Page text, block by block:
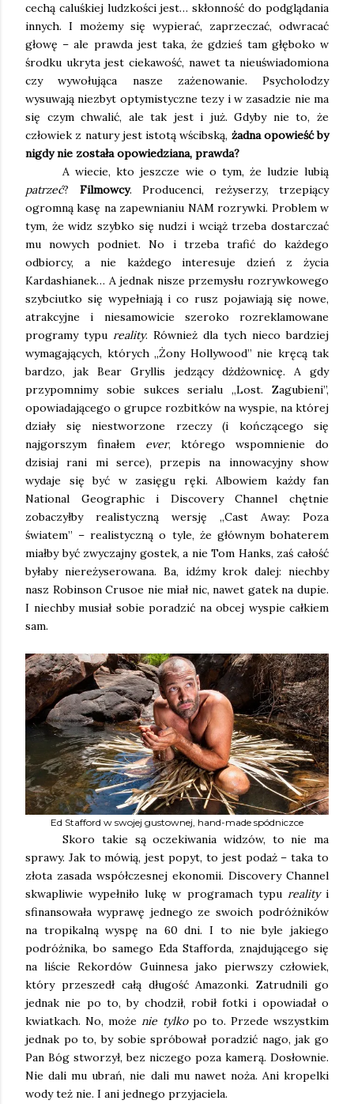
cechą caluśkiej ludzkości jest… skłonność do podglądania
innych. I możemy się wypierać, zaprzeczać, odwracać
głowę – ale prawda jest taka, że gdzieś tam głęboko w
środku ukryta jest ciekawość, nawet ta nieuświadomiona
czy wywołująca nasze zażenowanie. Psycholodzy
wysuwają niezbyt optymistyczne tezy i w zasadzie nie ma
się czym chwalić, ale tak jest i już. Gdyby nie to, że
człowiek z natury jest istotą wścibską, żadna opowieść by
nigdy nie została opowiedziana, prawda?
A wiecie, kto jeszcze wie o tym, że ludzie lubią
patrzeć? Filmowcy. Producenci, reżyserzy, trzepiący
ogromną kasę na zapewnianiu NAM rozrywki. Problem w
tym, że widz szybko się nudzi i wciąż trzeba dostarczać
mu nowych podniet. No i trzeba trafić do każdego
odbiorcy, a nie każdego interesuje dzień z życia
Kardashianek… A jednak nisze przemysłu rozrywkowego
szybciutko się wypełniają i co rusz pojawiają się nowe,
atrakcyjne i niesamowicie szeroko rozreklamowane
programy typu reality. Również dla tych nieco bardziej
wymagających, których „Żony Hollywood” nie kręcą tak
bardzo, jak Bear Gryllis jedzący dżdżownicę. A gdy
przypomnimy sobie sukces serialu „Lost. Zagubieni”,
opowiadającego o grupce rozbitków na wyspie, na której
działy się niestworzone rzeczy (i kończącego się
najgorszym finałem ever, którego wspomnienie do
dzisiaj rani mi serce), przepis na innowacyjny show
wydaje się być w zasięgu ręki. Albowiem każdy fan
National Geographic i Discovery Channel chętnie
zobaczyłby realistyczną wersję „Cast Away: Poza
światem” – realistyczną o tyle, że głównym bohaterem
miałby być zwyczajny gostek, a nie Tom Hanks, zaś całość
byłaby niereżyserowana. Ba, idźmy krok dalej: niechby
nasz Robinson Crusoe nie miał nic, nawet gatek na dupie.
I niechby musiał sobie poradzić na obcej wyspie całkiem
sam.
Ed Stafford w swojej gustownej, hand-made spódniczce
Skoro takie są oczekiwania widzów, to nie ma
sprawy. Jak to mówią, jest popyt, to jest podaż – taka to
złota zasada współczesnej ekonomii. Discovery Channel
skwapliwie wypełniło lukę w programach typu realityi
sfinansowała wyprawę jednego ze swoich podróżników
na tropikalną wyspę na 60 dni. I to nie byle jakiego
podróżnika, bo samego Eda Stafforda, znajdującego się
na liście Rekordów Guinnesa jako pierwszy człowiek,
który przeszedł całą długość Amazonki. Zatrudnili go
jednak nie po to, by chodził, robił fotki i opowiadał o
kwiatkach. No, możenie tylkopo to. Przede wszystkim
jednak po to, by sobie spróbował poradzić nago, jak go
Pan Bóg stworzył, bez niczego poza kamerą. Dosłownie.
Nie dali mu ubrań, nie dali mu nawet noża. Ani kropelki
wody też nie. I ani jednego przyjaciela.